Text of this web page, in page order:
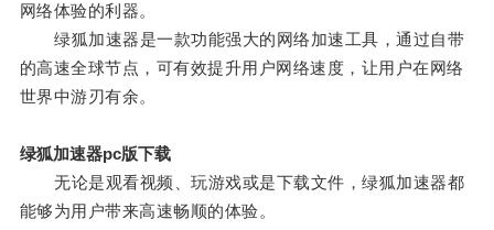
网络体验的利器。
绿狐加速器是一款功能强大的网络加速工具，通过自带
的高速全球节点，可有效提升用户网络速度，让用户在网络
世界中游刃有余。
绿狐加速器pc版下载
无论是观看视频、玩游戏或是下载文件，绿狐加速器都
能够为用户带来高速畅顺的体验。